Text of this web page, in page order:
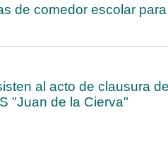
de comedor escolar
al acto de clausura
"Juan de la Cierva"